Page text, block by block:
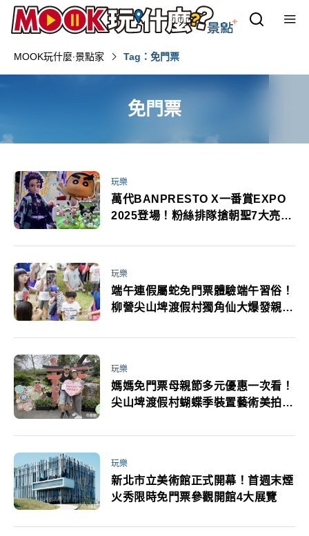
MOOK玩什麼‧景點家 Tag：免門票
免門票
玩樂
萬代BANPRESTO X一番賞EXPO
2025登場！粉絲排隊搶朝聖7大亮點
玩樂
端午連假屬蛇免門票體驗端午習俗！
柳營尖山埤渡假村獨角仙大爆發親子
玩樂
媽媽免門票母親節多元優惠一次看！
尖山埤渡假村蝴蝶季裝置藝術美拍打
玩樂
新北市立美術館正式開幕！首週末煙
火秀限時免門票參觀開館4大展覽